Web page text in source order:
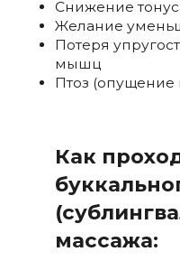
Снижение
Желание
Потеря
мышц
Птоз (опущение
Как
массажа: